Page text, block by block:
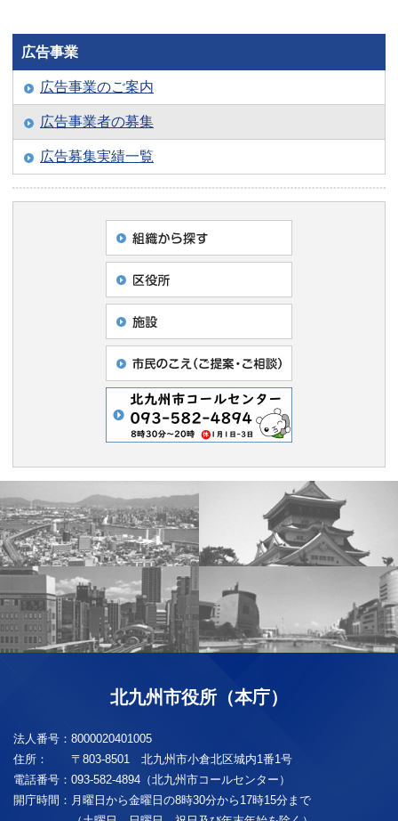
広告事業
広告事業のご案内
広告事業者の募集
広告募集実績一覧
北九州市役所（本庁）
法人番号： 8000020401005
住所：
〒803-8501 北九州市小倉北区城内1番1号
電話番号： 093-582-4894（北九州市コールセンター）
開庁時間： 月曜日から金曜日の8時30分から17時15分まで